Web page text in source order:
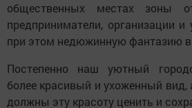
общественных местах зоны
предприниматели, организации и
при этом недюжинную фантазию в
Постепенно наш уютный
более красивый и ухоженный
должны эту красоту ценить и